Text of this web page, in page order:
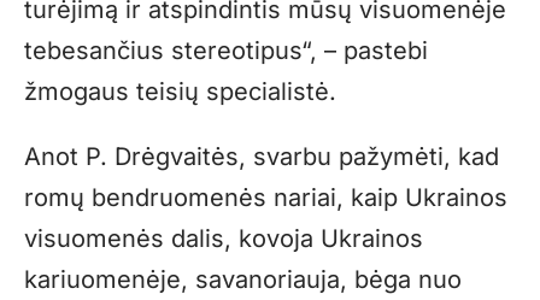
turėjimą ir atspindintis mūsų visuomenėje
tebesančius stereotipus“, – pastebi
žmogaus teisių specialistė.
Anot P. Drėgvaitės, svarbu pažymėti, kad
romų bendruomenės nariai, kaip Ukrainos
visuomenės dalis, kovoja Ukrainos
kariuomenėje, savanoriauja, bėga nuo